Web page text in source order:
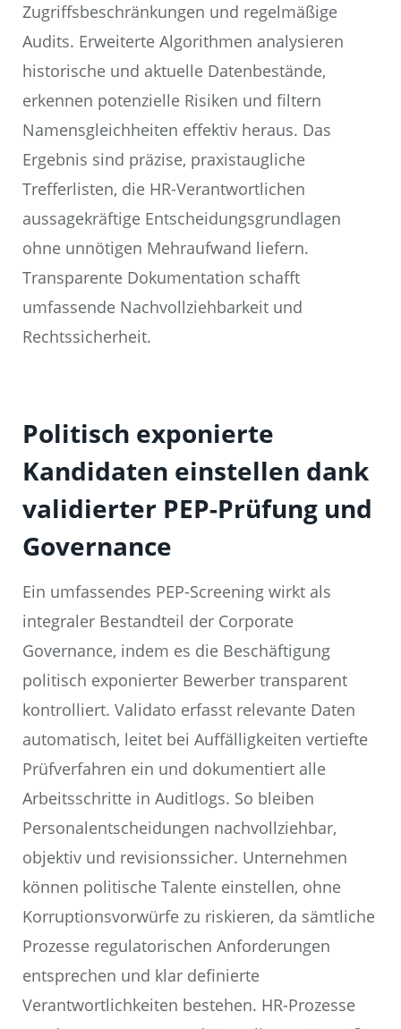
Zugriffsbeschränkungen und regelmäßige
Audits. Erweiterte Algorithmen analysieren
historische und aktuelle Datenbestände,
erkennen potenzielle Risiken und filtern
Namensgleichheiten effektiv heraus. Das
Ergebnis sind präzise, praxistaugliche
Trefferlisten, die HR-Verantwortlichen
aussagekräftige Entscheidungsgrundlagen
ohne unnötigen Mehraufwand liefern.
Transparente Dokumentation schafft
umfassende Nachvollziehbarkeit und
Rechtssicherheit.
Politisch exponierte
Kandidaten einstellen dank
validierter PEP-Prüfung und
Governance
Ein umfassendes PEP-Screening wirkt als
integraler Bestandteil der Corporate
Governance, indem es die Beschäftigung
politisch exponierter Bewerber transparent
kontrolliert. Validato erfasst relevante Daten
automatisch, leitet bei Auffälligkeiten vertiefte
Prüfverfahren ein und dokumentiert alle
Arbeitsschritte in Auditlogs. So bleiben
Personalentscheidungen nachvollziehbar,
objektiv und revisionssicher. Unternehmen
können politische Talente einstellen, ohne
Korruptionsvorwürfe zu riskieren, da sämtliche
Prozesse regulatorischen Anforderungen
entsprechen und klar definierte
Verantwortlichkeiten bestehen. HR-Prozesse